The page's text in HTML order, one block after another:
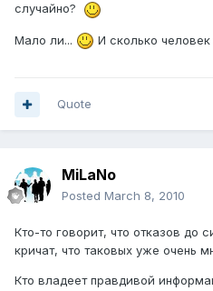
случайно?
Мало ли... И сколько
Quote
MiLaNo
Posted March 8, 2010
Кто-то говорит, что отказов до
кричат, что таковых уже очень
Кто владеет правдивой